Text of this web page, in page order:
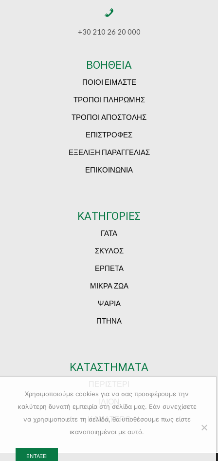
+30 210 26 20 000
ΒΟΗΘΕΙΑ
ΠΟΙΟΙ ΕΙΜΑΣΤΕ
ΤΡΟΠΟΙ ΠΛΗΡΩΜΗΣ
ΤΡΟΠΟΙ ΑΠΟΣΤΟΛΗΣ
ΕΠΙΣΤΡΟΦΕΣ
ΕΞΕΛΙΞΗ ΠΑΡΑΓΓΕΛΙΑΣ
ΕΠΙΚΟΙΝΩΝΙΑ
ΚΑΤΗΓΟΡΙΕΣ
ΓΑΤΑ
ΣΚΥΛΟΣ
ΕΡΠΕΤΑ
ΜΙΚΡΑ ΖΩΑ
ΨΑΡΙΑ
ΠΤΗΝΑ
ΚΑΤΑΣΤΗΜΑΤΑ
ΚΑΜΑΤΕΡΟ
Χρησιμοποιούμε cookies για να σας προσφέρουμε την
καλύτερη δυνατή εμπειρία στη σελίδα μας. Εάν συνεχίσετε
να χρησιμοποιείτε τη σελίδα, θα υποθέσουμε πως είστε
ικανοποιημένοι με αυτό.
ΕΝΤΆΞΕΙ